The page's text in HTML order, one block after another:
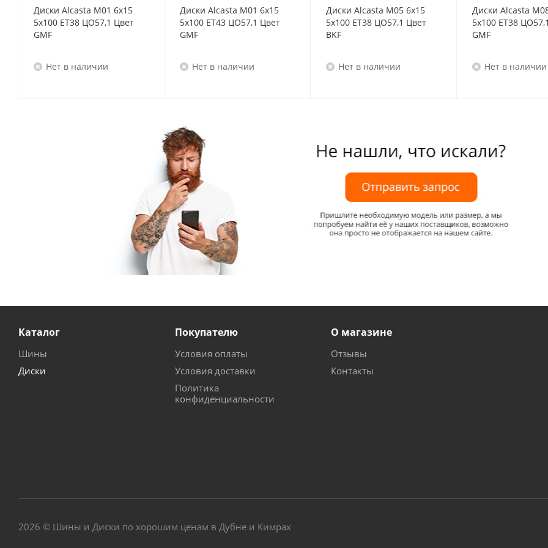
Диски Alcasta M01 6x15
5x100 ET38 ЦО57,1 Цвет
GMF
Нет в наличии
Диски Alcasta M01 6x15
5x100 ET43 ЦО57,1 Цвет
GMF
Нет в наличии
Диски Alcasta M05 6x15
5x100 ET38 ЦО57,1 Цвет
BKF
Нет в наличии
Диски Alcasta
5x100 ET38
GMF
Нет в наличии
Каталог
Шины
Диски
Покупателю
Условия оплаты
Условия доставки
Политика
конфиденциальности
О магазине
Отзывы
Контакты
2026 © Шины и Диски по хорошим ценам в Дубне и Кимрах